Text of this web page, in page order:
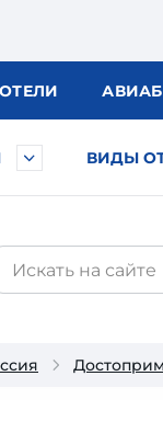
ОТЕЛИ АВИА
ВИДЫ